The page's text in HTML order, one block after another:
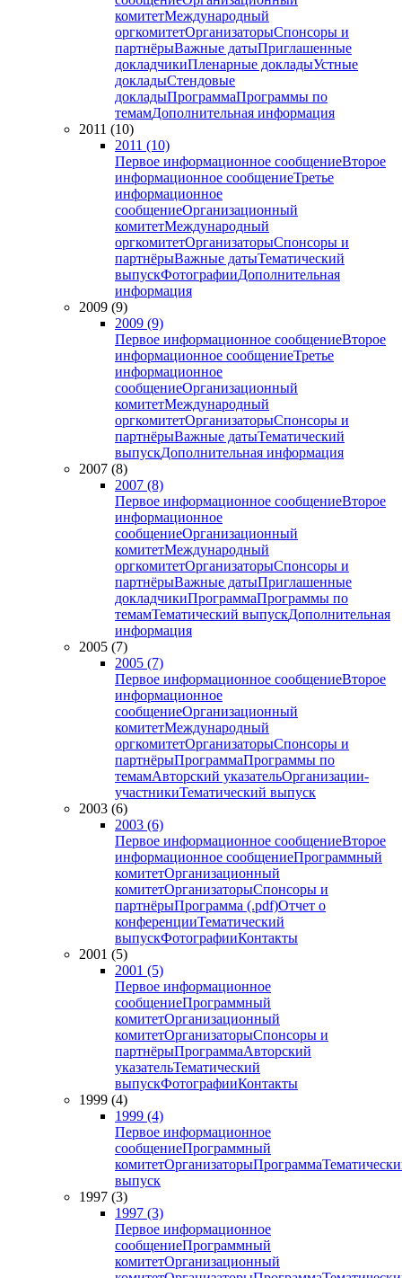
комитетМеждународный
оргкомитетОрганизаторыСпонсоры и
партнёрыВажные датыПриглашенные
докладчикиПленарные докладыУстные
докладыСтендовые
докладыПрограммаПрограммы по
темамДополнительная информация
2011 (10)
2011 (10)
Первое информационное сообщениеВторое
информационное сообщениеТретье
информационное
сообщениеОрганизационный
комитетМеждународный
оргкомитетОрганизаторыСпонсоры и
партнёрыВажные датыТематический
выпускФотографииДополнительная
информация
2009 (9)
2009 (9)
Первое информационное сообщениеВторое
информационное сообщениеТретье
информационное
сообщениеОрганизационный
комитетМеждународный
оргкомитетОрганизаторыСпонсоры и
партнёрыВажные датыТематический
выпускДополнительная информация
2007 (8)
2007 (8)
Первое информационное сообщениеВторое
информационное
сообщениеОрганизационный
комитетМеждународный
оргкомитетОрганизаторыСпонсоры и
партнёрыВажные датыПриглашенные
докладчикиПрограммаПрограммы по
темамТематический выпускДополнительная
информация
2005 (7)
2005 (7)
Первое информационное сообщениеВторое
информационное
сообщениеОрганизационный
комитетМеждународный
оргкомитетОрганизаторыСпонсоры и
партнёрыПрограммаПрограммы по
темамАвторский указательОрганизации-
участникиТематический выпуск
2003 (6)
2003 (6)
Первое информационное сообщениеВторое
информационное сообщениеПрограммный
комитетОрганизационный
комитетОрганизаторыСпонсоры и
партнёрыПрограмма (.pdf)Отчет о
конференцииТематический
выпускФотографииКонтакты
2001 (5)
2001 (5)
Первое информационное
сообщениеПрограммный
комитетОрганизационный
комитетОрганизаторыСпонсоры и
партнёрыПрограммаАвторский
указательТематический
выпускФотографииКонтакты
1999 (4)
1999 (4)
Первое информационное
сообщениеПрограммный
комитетОрганизаторыПрограмма
выпуск
1997 (3)
1997 (3)
Первое информационное
сообщениеПрограммный
комитетОрганизационный